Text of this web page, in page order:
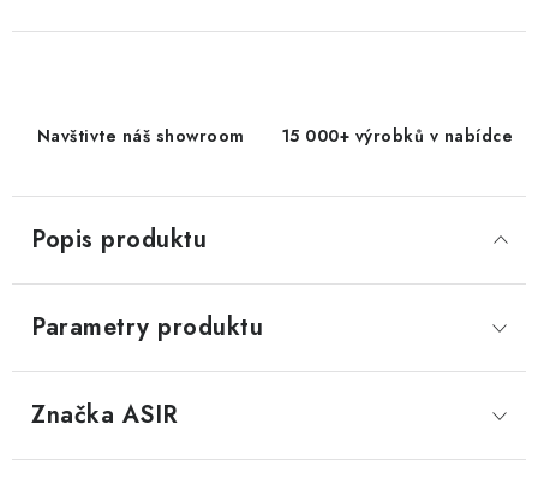
Navštivte náš showroom 15 000+ výrobků v nabídce
Popis produktu
Parametry produktu
Značka ASIR